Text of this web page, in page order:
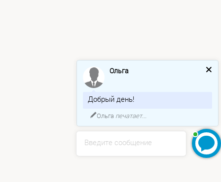
Введите сообщение
Ольга
Добрый день!
Ольга печатает...